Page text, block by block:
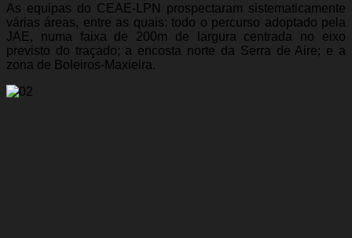
As equipas do CEAE-LPN prospectaram sistematicamente
várias áreas, entre as quais: todo o percurso adoptado pela
JAE, numa faixa de 200m de largura centrada no eixo
previsto do traçado; a encosta norte da Serra de Aire; e a
zona de Boleiros-Maxieira.